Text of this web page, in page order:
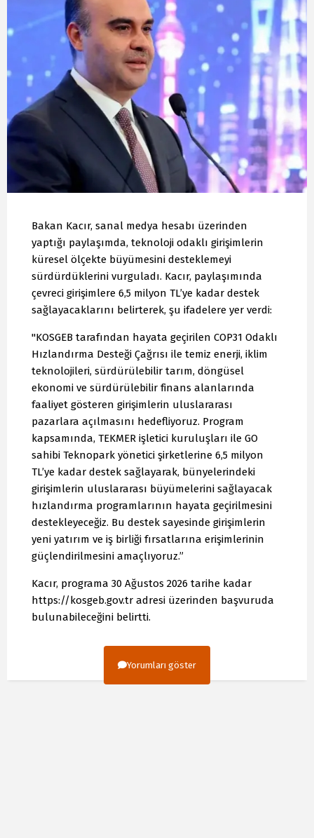
Bakan Kacır, sanal medya hesabı üzerinden
yaptığı paylaşımda, teknoloji odaklı girişimlerin
küresel ölçekte büyümesini desteklemeyi
sürdürdüklerini vurguladı. Kacır, paylaşımında
çevreci girişimlere 6,5 milyon TL’ye kadar destek
sağlayacaklarını belirterek, şu ifadelere yer verdi:
"KOSGEB tarafından hayata geçirilen COP31 Odaklı
Hızlandırma Desteği Çağrısı ile temiz enerji, iklim
teknolojileri, sürdürülebilir tarım, döngüsel
ekonomi ve sürdürülebilir finans alanlarında
faaliyet gösteren girişimlerin uluslararası
pazarlara açılmasını hedefliyoruz. Program
kapsamında, TEKMER işletici kuruluşları ile GO
sahibi Teknopark yönetici şirketlerine 6,5 milyon
TL’ye kadar destek sağlayarak, bünyelerindeki
girişimlerin uluslararası büyümelerini sağlayacak
hızlandırma programlarının hayata geçirilmesini
destekleyeceğiz. Bu destek sayesinde girişimlerin
yeni yatırım ve iş birliği fırsatlarına erişimlerinin
güçlendirilmesini amaçlıyoruz.”
Kacır, programa 30 Ağustos 2026 tarihe kadar
https://kosgeb.gov.tr adresi üzerinden başvuruda
bulunabileceğini belirtti.
Yorumları göster